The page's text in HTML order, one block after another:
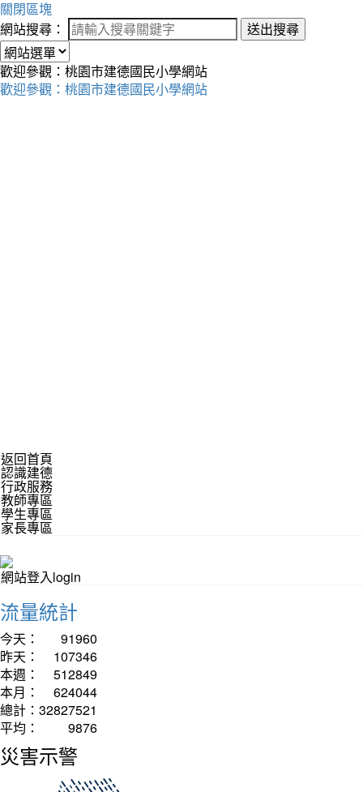
關閉區塊
網站搜尋：
送出搜尋
歡迎參觀：桃園市建德國民小學網站
歡迎參觀：桃園市建德國民小學網站
返回首頁
認識建德
行政服務
教師專區
學生專區
家長專區
網站登入login
流量統計
今天：
91960
昨天：
107346
本週：
512849
本月：
624044
總計： 32827521
平均：
9876
災害示警